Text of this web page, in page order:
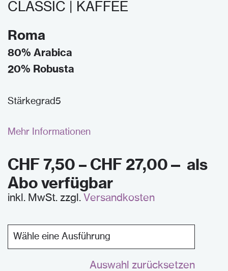
CLASSIC | KAFFEE
Roma
80% Arabica
20% Robusta
Stärkegrad5
Mehr Informationen
CHF7,50 – CHF 27,00— als
Abo verfügbar
inkl. MwSt. zzgl. Versandkosten
Auswahl zurücksetzen